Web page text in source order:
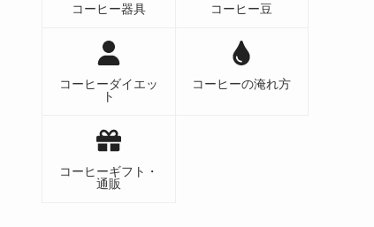
コーヒー器具 コーヒー豆
コーヒーダイエッ
ト
コーヒーの淹れ方
コーヒーギフト・
通販